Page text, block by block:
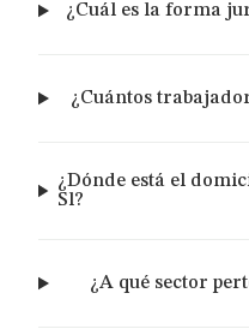
¿Cuál es la forma
¿Cuántos
¿Dónde está el
Sl?
¿A qué sector